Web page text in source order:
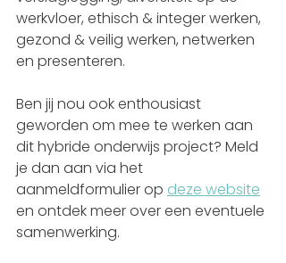
werkvloer, ethisch & integer werken,
gezond & veilig werken, netwerken
en presenteren.
Ben jij nou ook enthousiast
geworden om mee te werken aan
dit hybride onderwijs project? Meld
je dan aan via het
aanmeldformulier op deze website
en ontdek meer over een eventuele
samenwerking.